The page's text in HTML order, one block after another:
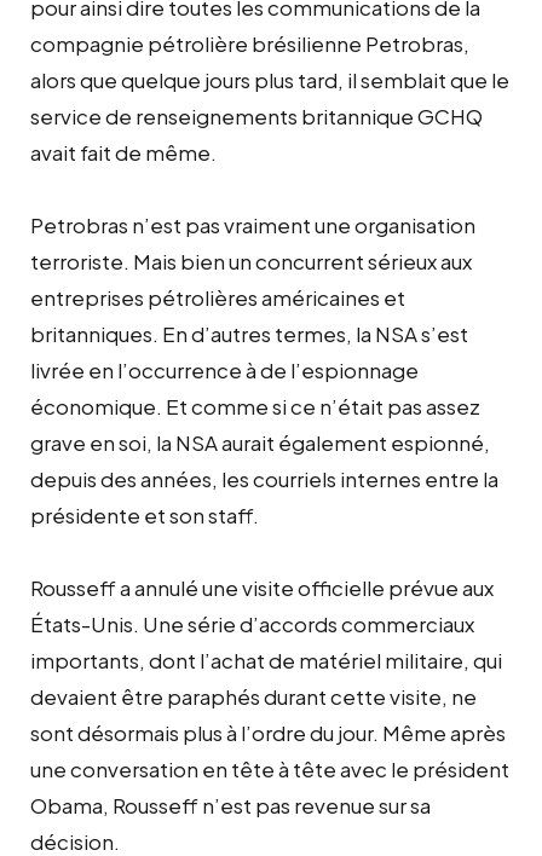
pour ainsi dire toutes les communications de la
compagnie pétrolière brésilienne Petrobras,
alors que quelque jours plus tard, il semblait que le
service de renseignements britannique GCHQ
avait fait de même.
Petrobras n’est pas vraiment une organisation
terroriste. Mais bien un concurrent sérieux aux
entreprises pétrolières américaines et
britanniques. En d’autres termes, la NSA s’est
livrée en l’occurrence à de l’espionnage
économique. Et comme si ce n’était pas assez
grave en soi, la NSA aurait également espionné,
depuis des années, les courriels internes entre la
présidente et son staff.
Rousseff a annulé une visite officielle prévue aux
États-Unis. Une série d’accords commerciaux
importants, dont l’achat de matériel militaire, qui
devaient être paraphés durant cette visite, ne
sont désormais plus à l’ordre du jour. Même après
une conversation en tête à tête avec le président
Obama, Rousseff n’est pas revenue sur sa
décision.